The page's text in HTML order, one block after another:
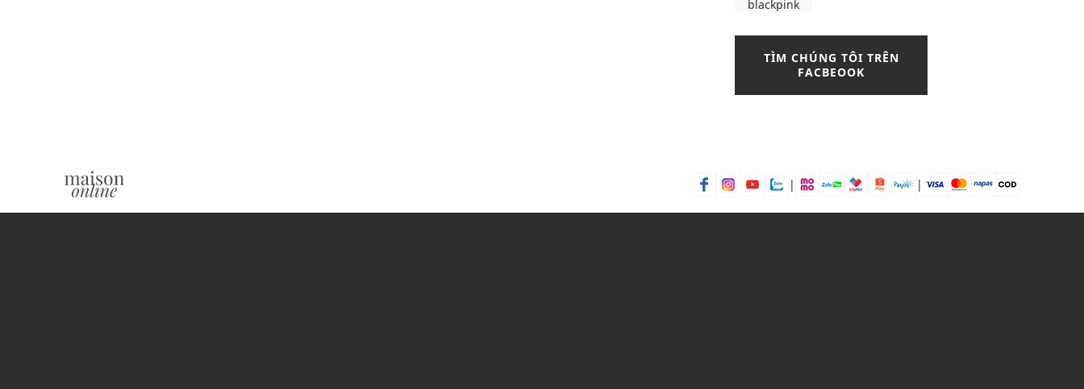
blackpink
blazer nữ
Bodysuits
Bohemian Style
boot
boot nam
burberry
Bí kíp phối đồ
TÌM CHÚNG TÔI TRÊN
FACBEOOK
| |